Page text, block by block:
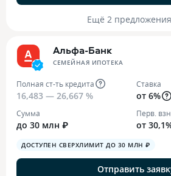
Ещё 2 предложения
Альфа-Банк
СЕМЕЙНАЯ ИПОТЕКА
Полная ст-ть кредита
16,483 — 26,667 %
Ставка
от 6%
Сумма
до 30 млн ₽
Перв.
от
ДОСТУПЕН СВЕРХЛИМИТ ДО 30 МЛН ₽
Отправить